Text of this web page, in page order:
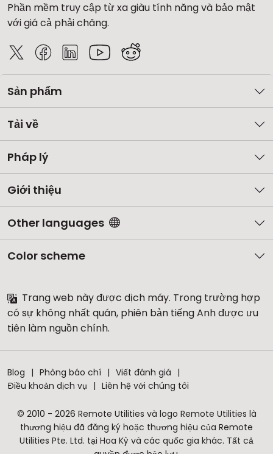
Phần mềm truy cập từ xa giàu tính năng và bảo mật
với giá cả phải chăng.
Sản phẩm
Tải về
Pháp lý
Giới thiệu
Other languages
Color scheme
Trang web này được dịch máy. Trong trường hợp
có sự không nhất quán, phiên bản tiếng Anh được ưu
tiên làm nguồn chính.
Blog Phòng báo chí
Viết đánh giá
Điều khoản dịch vụ
Liên hệ với chúng tôi
© 2010 - 2026 Remote Utilities và logo Remote Utilities là
thương hiệu đã đăng ký hoặc thương hiệu của Remote
Utilities Pte. Ltd. tại Hoa Kỳ và các quốc gia khác. Tất cả